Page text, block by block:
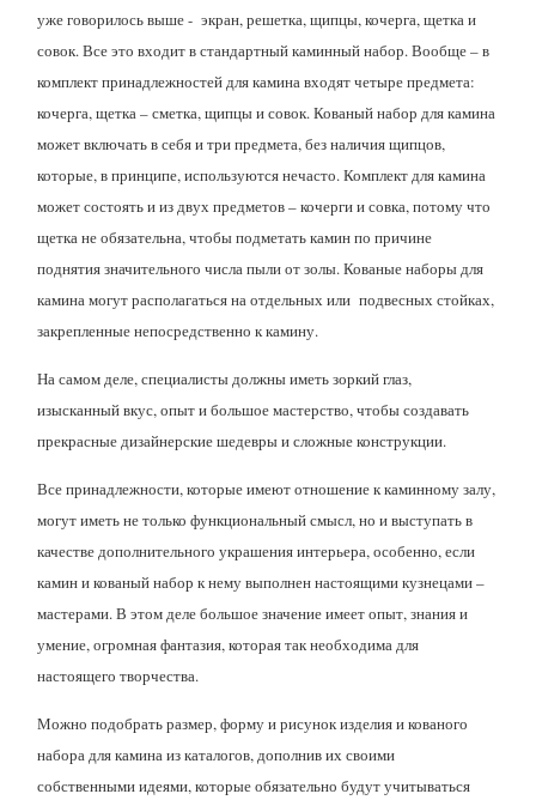
уже говорилось выше - экран, решетка, щипцы, кочерга, щетка и
совок. Все это входит в стандартный каминный набор. Вообще – в
комплект принадлежностей для камина входят четыре предмета:
кочерга, щетка – сметка, щипцы и совок. Кованый набор для камина
может включать в себя и три предмета, без наличия щипцов,
которые, в принципе, используются нечасто. Комплект для камина
может состоять и из двух предметов – кочерги и совка, потому что
щетка не обязательна, чтобы подметать камин по причине
поднятия значительного числа пыли от золы. Кованые наборы для
камина могут располагаться на отдельных или подвесных стойках,
закрепленные непосредственно к камину.
На самом деле, специалисты должны иметь зоркий глаз,
изысканный вкус, опыт и большое мастерство, чтобы создавать
прекрасные дизайнерские шедевры и сложные конструкции.
Все принадлежности, которые имеют отношение к каминному залу,
могут иметь не только функциональный смысл, но и выступать в
качестве дополнительного украшения интерьера, особенно, если
камин и кованый набор к нему выполнен настоящими кузнецами –
мастерами. В этом деле большое значение имеет опыт, знания и
умение, огромная фантазия, которая так необходима для
настоящего творчества.
Можно подобрать размер, форму и рисунок изделия и кованого
набора для камина из каталогов, дополнив их своими
собственными идеями, которые обязательно будут учитываться